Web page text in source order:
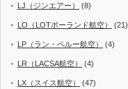
LJ（ジンエアー） (8)
LO（LOTポーランド航空） (21)
LP（ラン・ペルー航空） (4)
LR（LACSA航空） (4)
LX（スイス航空） (47)